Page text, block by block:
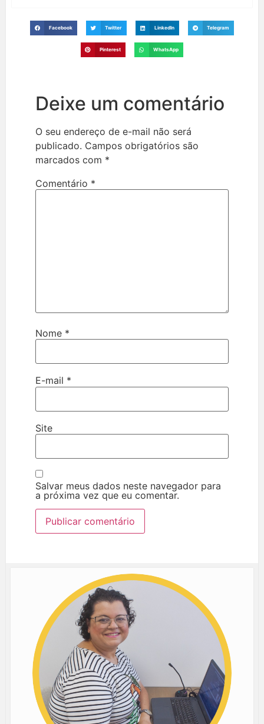
Facebook Twitter LinkedIn Telegram
Pinterest WhatsApp
Deixe um comentário
O seu endereço de e-mail não será
publicado. Campos obrigatórios são
marcados com *
Comentário *
Nome *
E-mail *
Site
Salvar meus dados neste navegador para
a próxima vez que eu comentar.